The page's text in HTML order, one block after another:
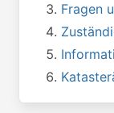
Fragen